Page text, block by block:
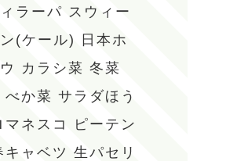
ラーパ スウィー
(ケール)
日本ホ
カラシ菜 冬菜
べか菜 サラダほう
マネスコ
ピーテン
キャベツ 生パセリ